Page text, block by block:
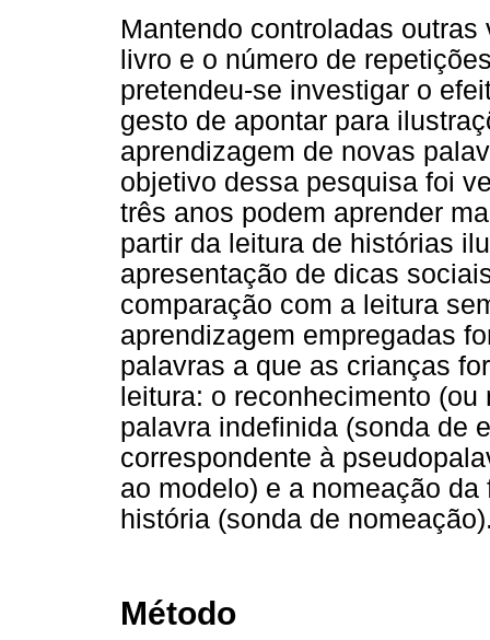
Mantendo controladas
livro e o número de
pretendeu-se investigar o
gesto de apontar para
aprendizagem de novas
objetivo dessa pesquisa foi
três anos podem aprender
partir da leitura de histórias
apresentação de dicas
comparação com a leitura
aprendizagem empregadas
palavras a que as crianças
leitura: o reconhecimento
palavra indefinida (sonda de
correspondente à
ao modelo) e a nomeação
história (sonda de
Método